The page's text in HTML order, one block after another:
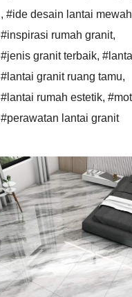
, #ide desain lantai mewah
#inspirasi rumah granit,
#jenis granit terbaik,
#lantai granit ruang tamu,
#lantai rumah estetik,
#perawatan lantai granit